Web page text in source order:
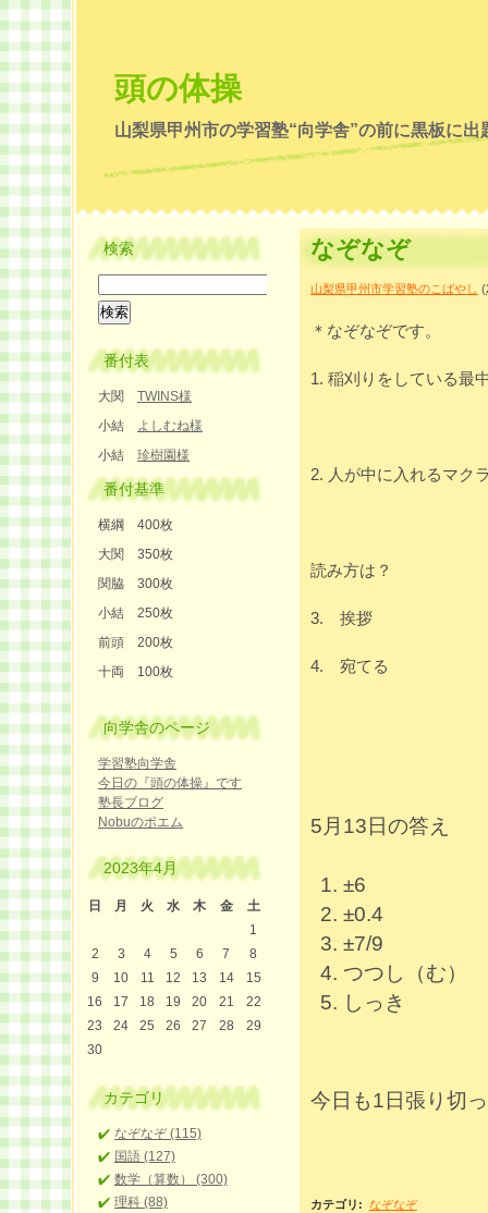
頭の体操
山梨県甲州市の学習塾“向学舎”の前に黒板に
なぞなぞ
山梨県甲州市学習塾のこばやし (
＊なぞなぞです。
1. 稲刈りをしている最
2. 人が中に入れるマク
読み方は？
3. 挨拶
4. 宛てる
5月13日の答え
±6
±0.4
±7/9
つつし（む）
しっき
今日も1日張り切
カテゴリ : なぞなぞ
検索
番付表
大関 TWINS様
小結 よしむね様
小結 珍樹園様
番付基準
横綱 400枚
大関 350枚
関脇 300枚
小結 250枚
前頭 200枚
十両 100枚
向学舎のページ
学習塾向学舎
今日の『頭の体操』です
塾長ブログ
Nobuのポエム
2023年4月
日 月 火 水 木 金
土
1
2
3 4 5 6 7
8
9
10 11 12 13 14
15
16
17 18 19 20 21
22
23
24 25 26 27 28
29
30
カテゴリ
なぞなぞ (115)
国語 (127)
数学（算数） (300)
理科 (88)